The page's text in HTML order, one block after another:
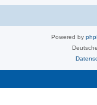
Powered by